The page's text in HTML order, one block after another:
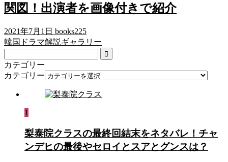
関図！出演者を画像付きで紹介
2021年7月1日 books225
韓国ドラマ解説ギャラリー
カテゴリー
カテゴリー
1
梨泰院クラスの最終回結末をネタバレ！チャ
ンデヒの最後やセロイとスアとグンスは？